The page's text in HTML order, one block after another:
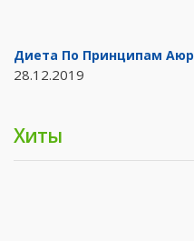
Диета По Принципам
28.12.2019
Хиты